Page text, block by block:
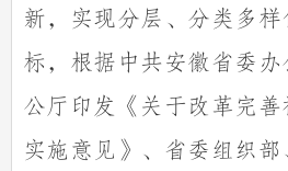
新，实现分层、分类多样
标，根据中共安徽省委
公厅印发《关于改革完
实施意见》、省委组织部